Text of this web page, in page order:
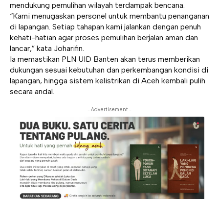
mendukung pemulihan wilayah terdampak bencana.
“Kami menugaskan personel untuk membantu penanganan
di lapangan. Setiap tahapan kami jalankan dengan penuh
kehati-hatian agar proses pemulihan berjalan aman dan
lancar,” kata Joharifin.
Ia memastikan PLN UID Banten akan terus memberikan
dukungan sesuai kebutuhan dan perkembangan kondisi di
lapangan, hingga sistem kelistrikan di Aceh kembali pulih
secara andal.
- Advertisement -